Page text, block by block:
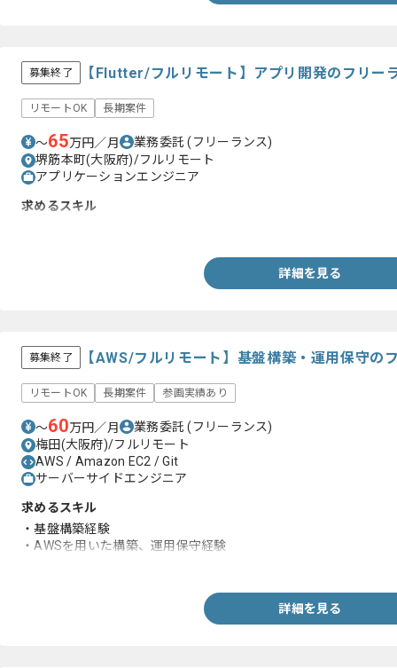
募集終了 【Flutter/フルリモート】アプリ開発のフリー
リモートOK 長期案件
〜65万円／月 業務委託(フリーランス)
堺筋本町(大阪府)/フルリモート
アプリケーションエンジニア
求めるスキル
詳細を見る
募集終了 【AWS/フルリモート】基盤構築・運用保守の
リモートOK 長期案件 参画実績あり
〜60万円／月 業務委託(フリーランス)
梅田(大阪府)/フルリモート
AWS / Amazon EC2 / Git
サーバーサイドエンジニア
求めるスキル
・基盤構築経験
・AWSを用いた構築、運用保守経験
詳細を見る